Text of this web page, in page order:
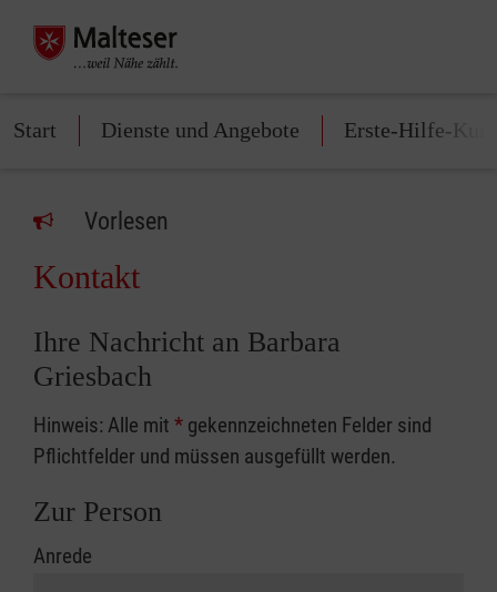
Start Dienste und Angebote Erste-Hilfe-
Vorlesen
Kontakt
Ihre Nachricht an Barbara
Griesbach
Hinweis: Alle mit * gekennzeichneten Felder sind
Pflichtfelder und müssen ausgefüllt werden.
Zur Person
Anrede